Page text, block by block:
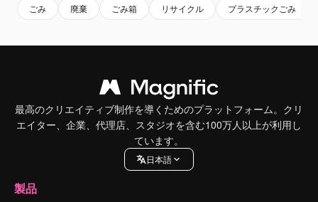
ごみ 廃棄 ごみ箱 リサイクル プラスチックごみ
最高のクリエイティブ制作を導くためのプラットフォーム。クリ
エイター、企業、代理店、スタジオを含む100万人以上が利用し
ています。
日本語
製品